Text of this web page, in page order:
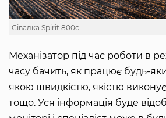
Сівалка Spirit 800c
Механізатор під час роботи в
часу бачить, як працює будь-
якою швидкістю, якістю
тощо. Уся інформація буде